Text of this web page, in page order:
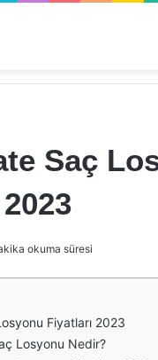
Saç
okuma süresi
Fiyatları 2023
Losyonu Nedir?